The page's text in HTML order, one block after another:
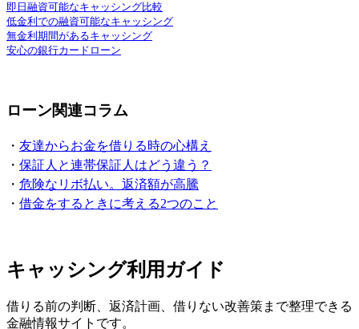
即日融資可能なキャッシング比較
低金利での融資可能なキャッシング
無金利期間があるキャッシング
安心の銀行カードローン
ローン関連コラム
・ 友達からお金を借りる時の心構え
・ 保証人と連帯保証人はどう違う？
・ 危険なリボ払い。返済額が高騰
・ 借金をするときに考える2つのこと
キャッシング利用ガイド
借りる前の判断、返済計画、借りない改善策まで整理できる
金融情報サイトです。